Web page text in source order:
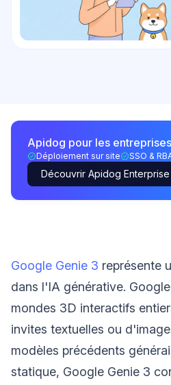
Apidog pour les entreprises
Déploiement sur site SSO &
Découvrir Apidog Enterprise
Google Genie 3 représente
dans l'IA générative.
mondes 3D interactifs
invites textuelles ou
modèles précédents
statique, Google Genie 3